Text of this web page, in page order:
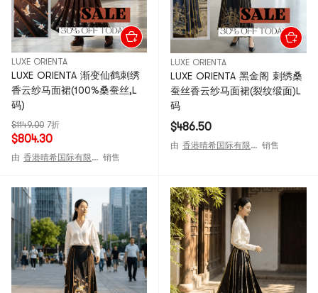
LUXE ORIENTA
LUXE ORIENTA 渐变仙鹤刺绣
香云纱马面裙(100%桑蚕丝,L
码)
$1149.00 7折
$804.30
由 香港晴希国际有限公司 销售
LUXE ORIENTA
LUXE ORIENTA 黑金阁 刺绣桑
蚕丝香云纱马面裙(裂纹缎面)L
码
$486.50
由 香港晴希国际有限公司 销售